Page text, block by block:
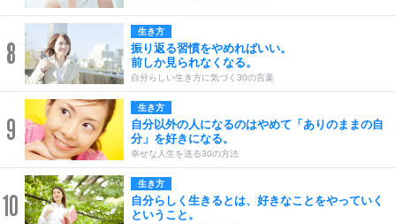
8
生き方
振り返る習慣をやめればいい。
前しか見られなくなる。
自分らしい生き方に気づく30の言葉
9
生き方
自分以外の人になるのはやめて「ありのままの自
分」を好きになる。
幸せな人生を送る30の方法
10
生き方
自分らしく生きるとは、好きなことをやっていく
ということ。